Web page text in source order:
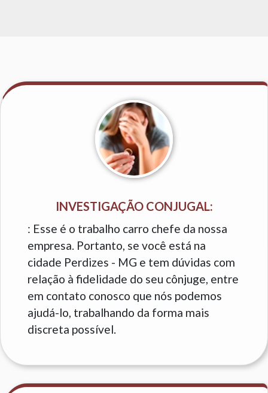
INVESTIGAÇÃO CONJUGAL:
: Esse é o trabalho carro chefe da nossa
empresa. Portanto, se você está na
cidade Perdizes - MG e tem dúvidas com
relação à fidelidade do seu cônjuge, entre
em contato conosco que nós podemos
ajudá-lo, trabalhando da forma mais
discreta possível.